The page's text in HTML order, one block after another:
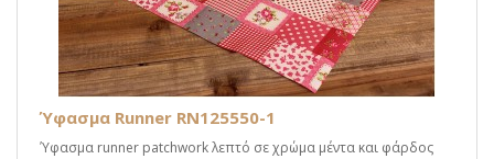
Ύφασμα Runner RN125550-1
Ύφασμα runner patchwork λεπτό σε χρώμα μέντα και φάρδος